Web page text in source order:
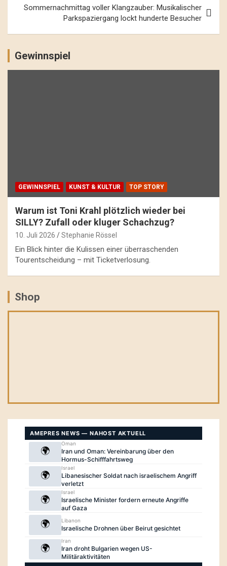
Sommernachmittag voller Klangzauber: Musikalischer
Parkspaziergang lockt hunderte Besucher
Gewinnspiel
GEWINNSPIEL KUNST & KULTUR TOP STORY
Warum ist Toni Krahl plötzlich wieder bei
SILLY? Zufall oder kluger Schachzug?
10. Juli 2026 Stephanie Rössel
Ein Blick hinter die Kulissen einer überraschenden
Tourentscheidung – mit Ticketverlosung.
Shop